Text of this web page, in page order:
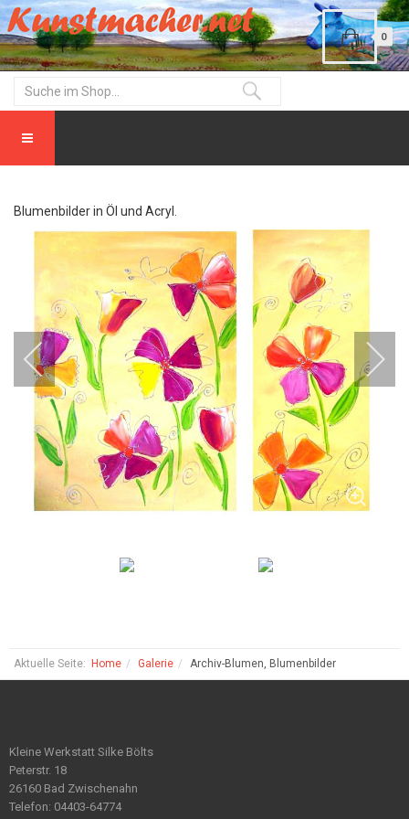
0
Blumenbilder in Öl und Acryl.
Aktuelle Seite: Home Galerie Archiv-Blumen, Blumenbilder
Kleine Werkstatt Silke Bölts
Peterstr. 18
26160 Bad Zwischenahn
Telefon: 04403-64774